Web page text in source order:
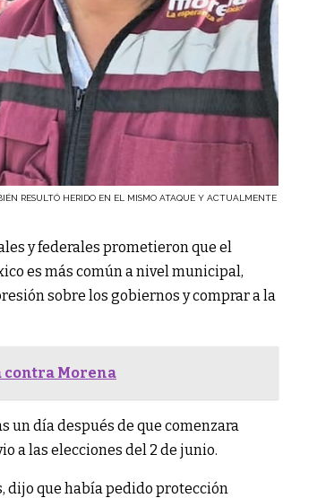
RESULTÓ HERIDO EN EL MISMO ATAQUE Y ACTUALMENTE
y federales prometieron que el
es más común a nivel municipal,
sobre los gobiernos y comprar a la
contra Morena
un día después de que comenzara
a las elecciones del 2 de junio.
dijo que había pedido protección